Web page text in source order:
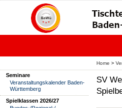
Home >
Seminare
Veranstaltungskalender Baden-
Württemberg
Spielklassen 2026/27
SV